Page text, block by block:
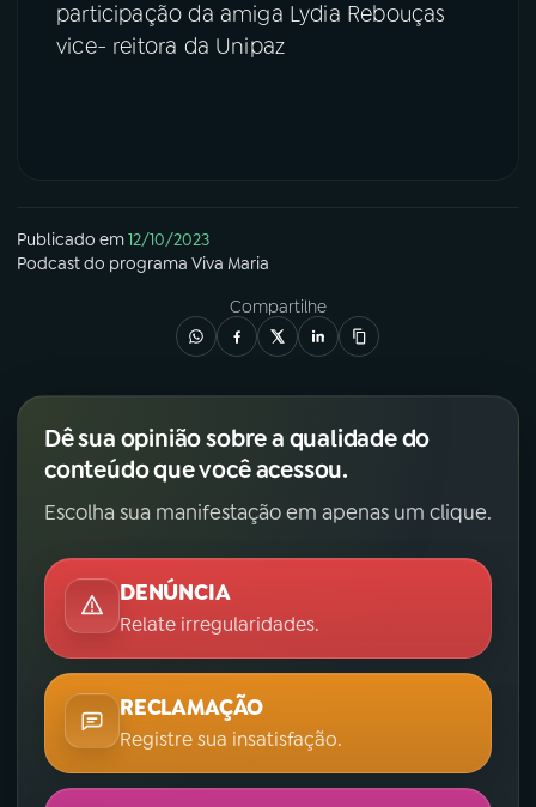
participação da amiga Lydia Rebouças
vice- reitora da Unipaz
Publicado em12/10/2023
Podcastdo programa Viva Maria
Compartilhe
Dê sua opinião sobre a qualidade do
conteúdo que você acessou.
Escolha sua manifestação em apenas um clique.
DENÚNCIA
Relate irregularidades.
RECLAMAÇÃO
Registre sua insatisfação.